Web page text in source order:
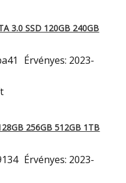
3.0 SSD 120GB 240GB
Érvényes: 2023-
256GB 512GB 1TB
Érvényes: 2023-